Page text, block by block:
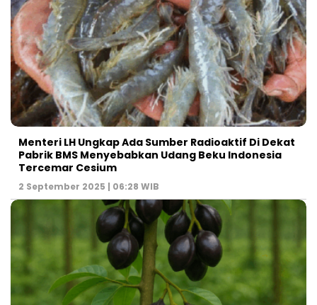
Menteri LH Ungkap Ada Sumber Radioaktif Di Dekat
Pabrik BMS Menyebabkan Udang Beku Indonesia
Tercemar Cesium
2 September 2025 | 06:28 WIB